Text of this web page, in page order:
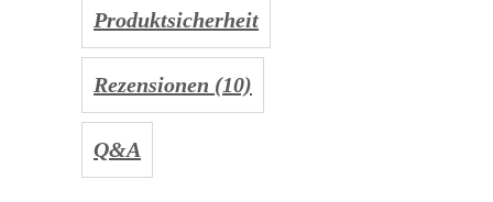
Produktsicherheit
Rezensionen (10)
Q&A